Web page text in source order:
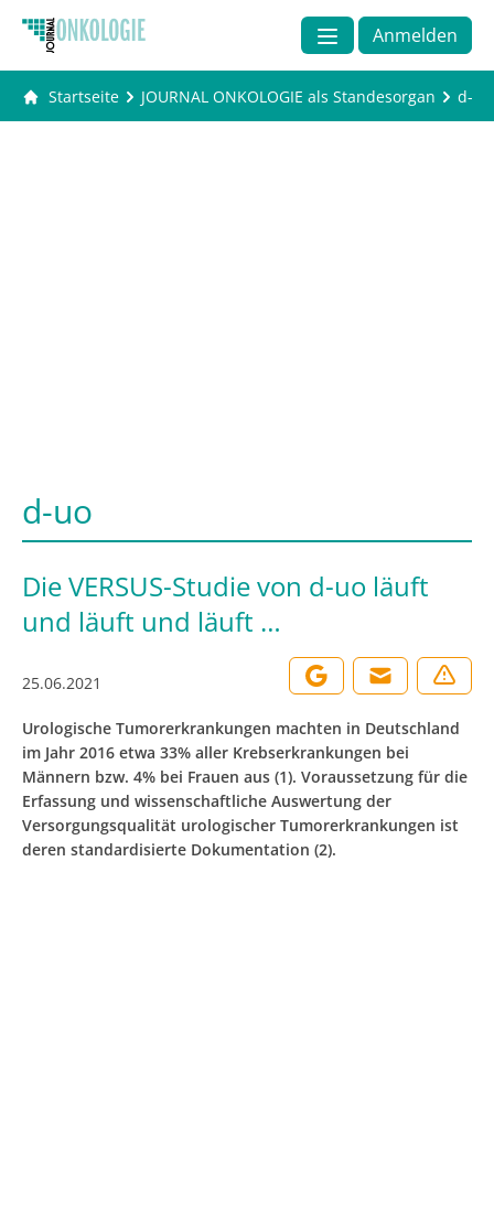
Anmelden
Startseite JOURNAL ONKOLOGIE als Standesorgan d-uo
d-uo
Die VERSUS-Studie von d-uo läuft
und läuft und läuft …
25.06.2021
Urologische Tumorerkrankungen machten in Deutschland
im Jahr 2016 etwa 33% aller Krebserkrankungen bei
Männern bzw. 4% bei Frauen aus (1). Voraussetzung für die
Erfassung und wissenschaftliche Auswertung der
Versorgungsqualität urologischer Tumorerkrankungen ist
deren standardisierte Dokumentation (2).